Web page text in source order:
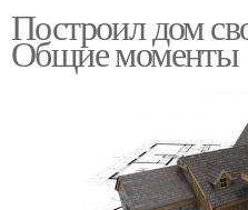
Построил дом
Общие моменты